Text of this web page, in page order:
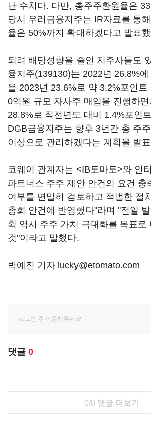
난 수치다. 다만, 총주주환원율은
당시 우리금융지주는 IR자료를 통
율은 50%까지 확대하겠다고 발표
되려 배당성향을 줄인 지주사들도
융지주(139130)는 2022년 26.8%
을 2023년 23.6%로 약 3.2%포인
0억원 규모 자사주 매입을 진행하
28.8%로 직전년도 대비 1.4%포인
DGB금융지주는 향후 3년간 총 주
이상으로 관리하겠다는 계획을 발
코웨이 관계자는 <IB토마토>와 인
파트너스 주주 제안 안건의 요건 충
여부를 면밀히 검토하고 적법한 절
총회 안건에 반영했다"라며 "전일
획 역시 주주 가치 극대화를 목표로
것"이라고 말했다.
박예진 기자 lucky@etomato.com
댓글 0
0/0 댓글 더보기